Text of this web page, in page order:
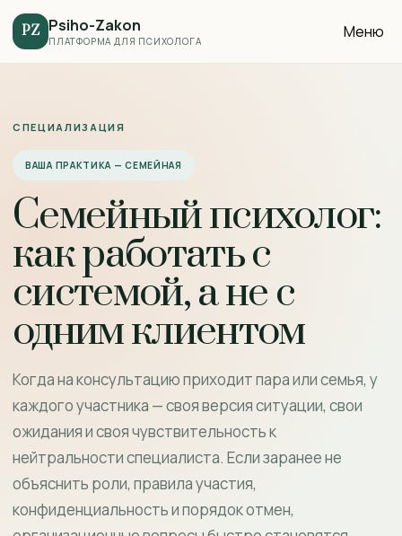
PZ Psiho-Zakon
ПЛАТФОРМА ДЛЯ ПСИХОЛОГА Меню
СПЕЦИАЛИЗАЦИЯ
ВАША ПРАКТИКА — СЕМЕЙНАЯ
Семейный психолог:
как работать с
системой, а не с
одним клиентом
Когда на консультацию приходит пара или семья, у
каждого участника — своя версия ситуации, свои
ожидания и своя чувствительность к
нейтральности специалиста. Если заранее не
объяснить роли, правила участия,
конфиденциальность и порядок отмен,